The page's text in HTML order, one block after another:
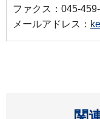
ファクス：045-
メールアドレス：